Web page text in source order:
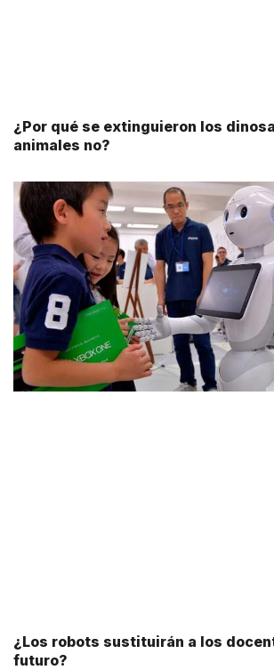
¿Por qué se extinguieron los
animales no?
¿Los robots sustituirán a los
futuro?